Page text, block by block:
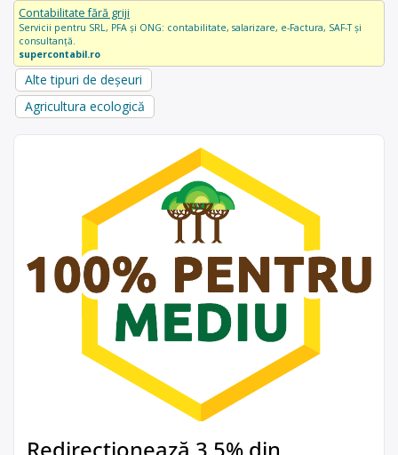
Contabilitate fără griji
Servicii pentru SRL, PFA și ONG: contabilitate, salarizare, e-Factura, SAF-T și
consultanță.
supercontabil.ro
Alte tipuri de deșeuri
Agricultura ecologică